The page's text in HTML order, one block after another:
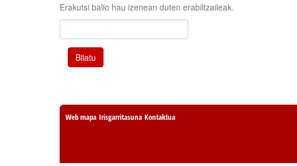
Erakutsi balio hau izenean duten erabiltzaileak.
Bilatu
Web mapa Irisgarritasuna Kontaktua